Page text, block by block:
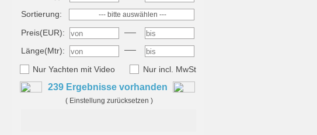
Sortierung:
--- bitte auswählen ---
Preis(EUR):
Länge(Mtr):
Nur Yachten mit Video
Nur incl. MwSt
239Ergebnisse vorhanden
( Einstellung zurücksetzen )